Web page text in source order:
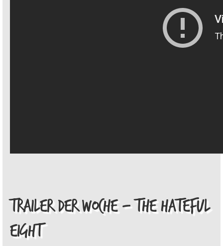
TRAILER DER WOCHE – THE HATEFUL
EIGHT